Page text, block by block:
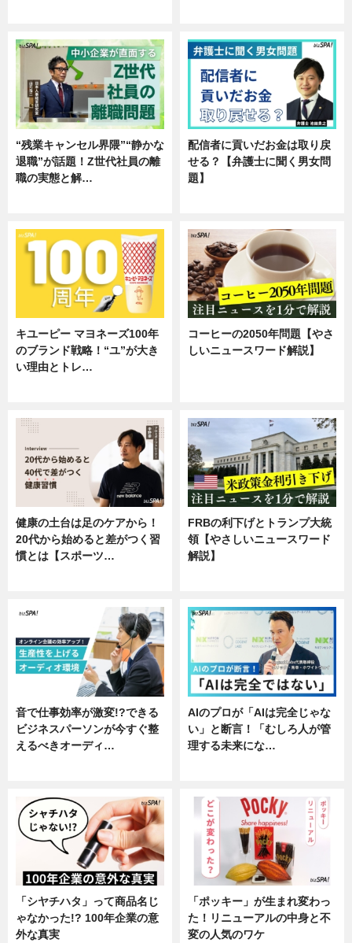
“残業キャンセル界隈”“静かな
退職”が話題！Z世代社員の離
職の実態と解…
配信者に貢いだお金は取り戻
せる？【弁護士に聞く男女問
題】
キユーピー マヨネーズ100年
のブランド戦略！“ユ”が大き
い理由とトレ…
コーヒーの2050年問題【やさ
しいニュースワード解説】
健康の土台は足のケアから！
20代から始めると差がつく習
慣とは【スポーツ…
FRBの利下げとトランプ大統
領【やさしいニュースワード
解説】
音で仕事効率が激変!?できる
ビジネスパーソンが今すぐ整
えるべきオーディ…
AIのプロが「AIは完全じゃな
い」と断言！「むしろ人が管
理する未来にな…
「シヤチハタ」って商品名じ
ゃなかった!? 100年企業の意
外な真実
「ポッキー」が生まれ変わっ
た！リニューアルの中身と不
変の人気のワケ